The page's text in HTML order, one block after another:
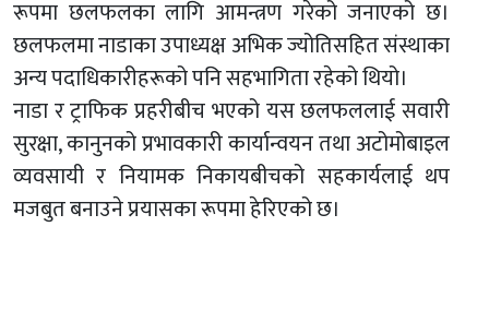
रूपमा छलफलका लागि आमन्त्रण गरेको जनाएको छ।
छलफलमा नाडाका उपाध्यक्ष अभिक ज्योतिसहित संस्थाका
अन्य पदाधिकारीहरूको पनि सहभागिता रहेको थियो।
नाडा र ट्राफिक प्रहरीबीच भएको यस छलफललाई सवारी
सुरक्षा, कानुनको प्रभावकारी कार्यान्वयन तथा अटोमोबाइल
व्यवसायी र नियामक निकायबीचको सहकार्यलाई थप
मजबुत बनाउने प्रयासका रूपमा हेरिएको छ।